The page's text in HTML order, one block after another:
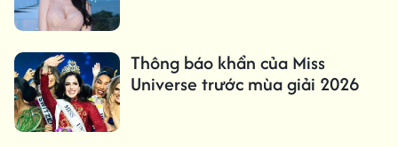
Thông báo khẩn của Miss
Universe trước mùa giải 2026